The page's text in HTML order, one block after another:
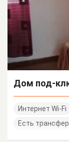
Дом под-
Интернет Wi-Fi
Есть трансфер